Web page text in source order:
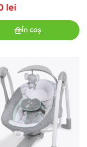
lei
În coș